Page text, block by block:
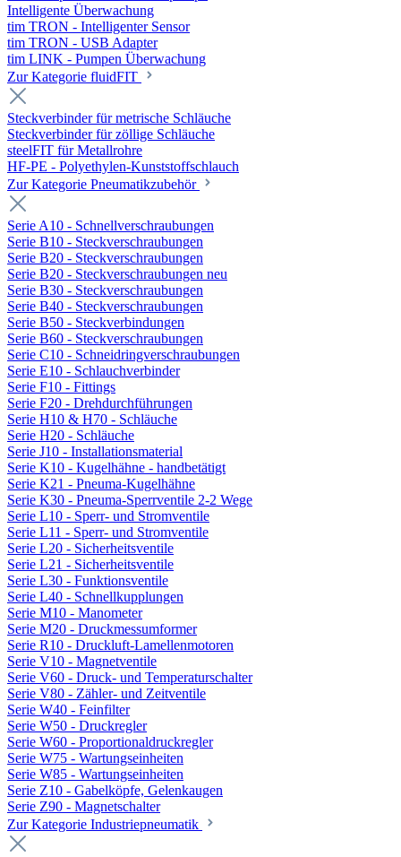
Intelligente Überwachung
tim TRON - Intelligenter Sensor
tim TRON - USB Adapter
tim LINK - Pumpen Überwachung
Zur Kategorie fluidFIT
Steckverbinder für metrische Schläuche
Steckverbinder für zöllige Schläuche
steelFIT für Metallrohre
HF-PE - Polyethylen-Kunststoffschlauch
Zur Kategorie Pneumatikzubehör
Serie A10 - Schnellverschraubungen
Serie B10 - Steckverschraubungen
Serie B20 - Steckverschraubungen
Serie B20 - Steckverschraubungen neu
Serie B30 - Steckverschraubungen
Serie B40 - Steckverschraubungen
Serie B50 - Steckverbindungen
Serie B60 - Steckverschraubungen
Serie C10 - Schneidringverschraubungen
Serie E10 - Schlauchverbinder
Serie F10 - Fittings
Serie F20 - Drehdurchführungen
Serie H10 & H70 - Schläuche
Serie H20 - Schläuche
Serie J10 - Installationsmaterial
Serie K10 - Kugelhähne - handbetätigt
Serie K21 - Pneuma-Kugelhähne
Serie K30 - Pneuma-Sperrventile 2-2 Wege
Serie L10 - Sperr- und Stromventile
Serie L11 - Sperr- und Stromventile
Serie L20 - Sicherheitsventile
Serie L21 - Sicherheitsventile
Serie L30 - Funktionsventile
Serie L40 - Schnellkupplungen
Serie M10 - Manometer
Serie M20 - Druckmessumformer
Serie R10 - Druckluft-Lamellenmotoren
Serie V10 - Magnetventile
Serie V60 - Druck- und Temperaturschalter
Serie V80 - Zähler- und Zeitventile
Serie W40 - Feinfilter
Serie W50 - Druckregler
Serie W60 - Proportionaldruckregler
Serie W75 - Wartungseinheiten
Serie W85 - Wartungseinheiten
Serie Z10 - Gabelköpfe, Gelenkaugen
Serie Z90 - Magnetschalter
Zur Kategorie Industriepneumatik